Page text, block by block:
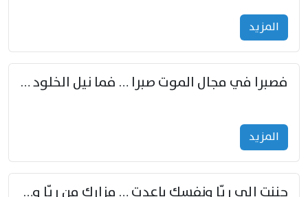
المزید
فصبرا في مجال الموت صبرا … فما نيل الخلود بمستطاع
المزید
حننت إلى ريّا ونفسك باعدت … مزارك من ريّا وشعباكما معا